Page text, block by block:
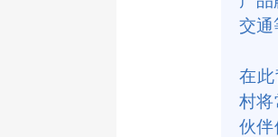
交通
在
村将
伙伴